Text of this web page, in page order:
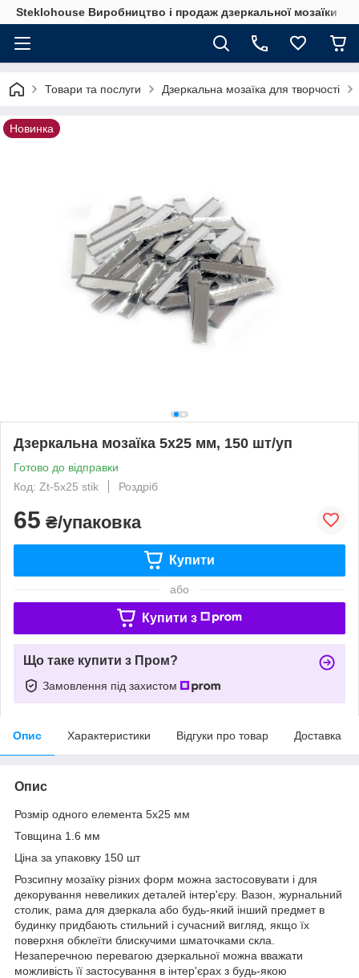
Steklohouse Виробництво і продаж дзеркальної мозаїки
Товари та послуги Дзеркальна мозаїка для творчості
Новинка
Дзеркальна мозаїка 5х25 мм, 150 шт/уп
Готово до відправки
Код: Zt-5x25 stik
Роздріб
65 ₴/упаковка
Купити
або
Купити з
Що таке купити з Пром?
Замовлення під захистом
Опис Характеристики Відгуки про товар Доставка
Опис
Розмір одного елемента 5х25 мм
Товщина 1.6 мм
Ціна за упаковку 150 шт
Розсипну мозаїку різних форм можна застосовувати і для
декорування невеликих деталей інтер'єру. Вазон, журнальний
столик, рама для дзеркала або будь-який інший предмет в
будинку придбають стильний і сучасний вигляд, якщо їх
поверхня обклеїти блискучими шматочками скла.
Незаперечною перевагою дзеркальної можна вважати
можливість її застосування в інтер'єрах з будь-якою